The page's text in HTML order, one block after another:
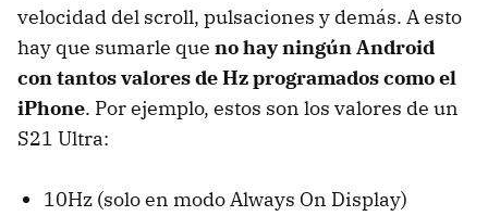
velocidad del scroll, pulsaciones y demás. A esto
hay que sumarle que no hay ningún Android
con tantos valores de Hz programados como el
iPhone. Por ejemplo, estos son los valores de un
S21 Ultra:
10Hz (solo en modo Always On Display)